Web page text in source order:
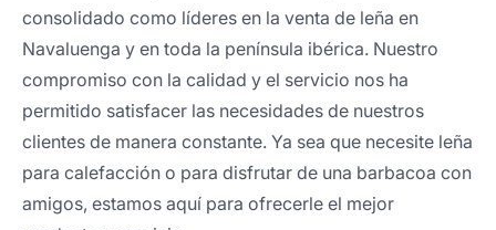
consolidado como líderes en la venta de leña en
Navaluenga y en toda la península ibérica. Nuestro
compromiso con la calidad y el servicio nos ha
permitido satisfacer las necesidades de nuestros
clientes de manera constante. Ya sea que necesite leña
para calefacción o para disfrutar de una barbacoa con
amigos, estamos aquí para ofrecerle el mejor